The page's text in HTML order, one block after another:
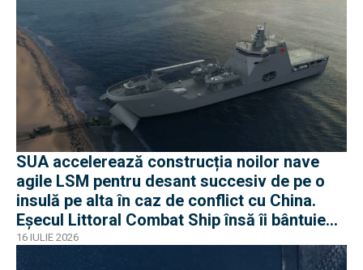
SUA accelerează construcția noilor nave
agile LSM pentru desant succesiv de pe o
insulă pe alta în caz de conflict cu China.
Eșecul Littoral Combat Ship însă îi bântuie
pe americani
16 IULIE 2026